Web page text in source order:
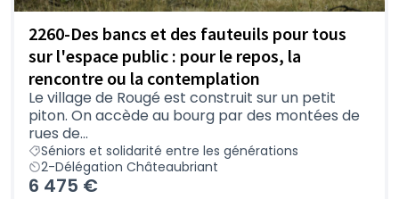
2260-Des bancs et des fauteuils pour tous
sur l'espace public : pour le repos, la
rencontre ou la contemplation
Le village de Rougé est construit sur un petit
piton. On accède au bourg par des montées de
rues de...
Séniors et solidarité entre les générations
2-Délégation Châteaubriant
6 475 €